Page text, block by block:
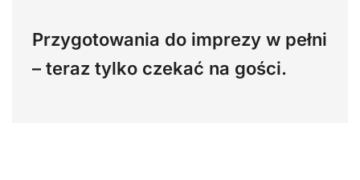
Przygotowania do imprezy w pełni
– teraz tylko czekać na gości.